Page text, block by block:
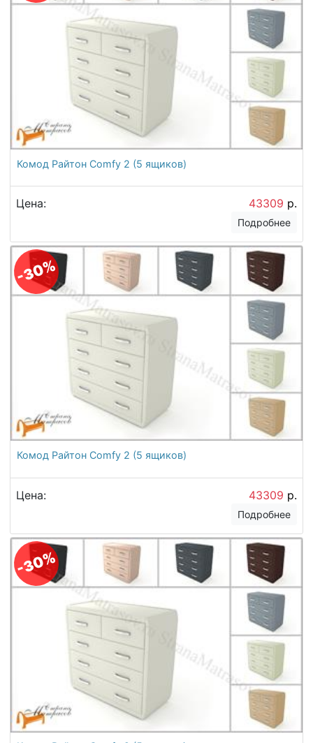
Комод Райтон Comfy 2 (5 ящиков)
Цена: 43309 р.
Подробнее
-30%
Комод Райтон Comfy 2 (5 ящиков)
Цена: 43309 р.
Подробнее
-30%